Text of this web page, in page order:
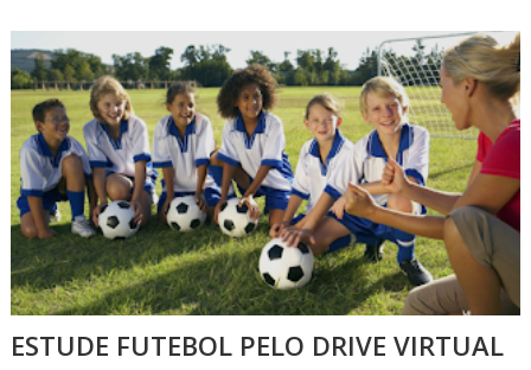
ESTUDE FUTEBOL PELO DRIVE VIRTUAL